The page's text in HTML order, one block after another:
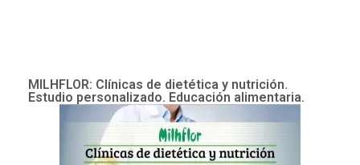
MILHFLOR: Clínicas de dietética y nutrición.
Estudio personalizado. Educación alimentaria.